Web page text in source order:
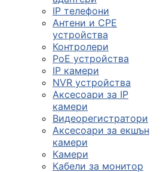
IP телефони
Антени и CPE
устройства
Контролери
PoE устройства
IP камери
NVR устройства
Аксесоари за IP
камери
Видеорегистратори
Аксесоари за екшън
камери
Камери
Кабели за монитор